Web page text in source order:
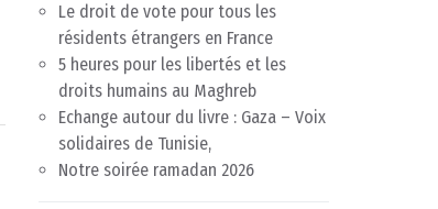
Le droit de vote pour tous les
résidents étrangers en France
5 heures pour les libertés et les
droits humains au Maghreb
Echange autour du livre : Gaza – Voix
solidaires de Tunisie,
Notre soirée ramadan 2026